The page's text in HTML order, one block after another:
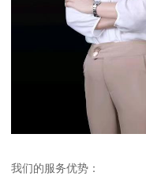
我们的服务优势：